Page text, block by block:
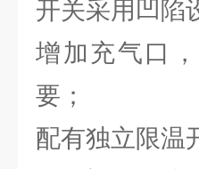
开关采用凹陷
增加充气口
要；
配有独立限温